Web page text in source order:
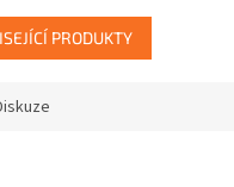
PRODUKTY